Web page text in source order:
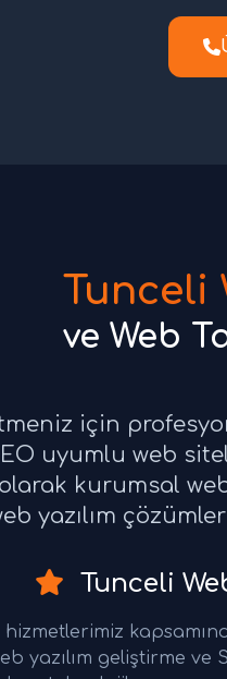
Tunceli
ve Web
için
uyumlu web
kurumsal
yazılım
Tunceli
hizmetlerimiz
yazılım geliştirme